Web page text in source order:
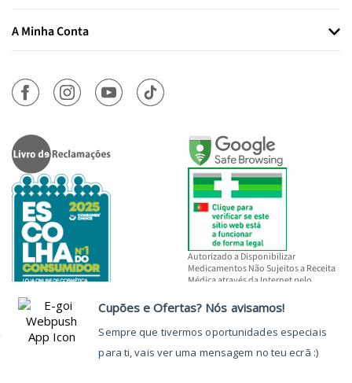
A Minha Conta
Autorizado a Disponibilizar
Medicamentos Não Sujeitos a Receita
Médica através da Internet pelo